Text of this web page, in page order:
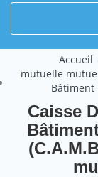
Accueil
mutuelle
Bâtiment
Caisse